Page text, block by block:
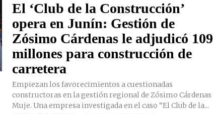
El ‘Club de la Construcción’
opera en Junín: Gestión de
Zósimo Cárdenas le adjudicó 109
millones para construcción de
carretera
Empiezan los favorecimientos a cuestionadas
constructoras en la gestión regional de Zósimo Cárdenas
Muje. Una empresa investigada en el caso “El Club de la...